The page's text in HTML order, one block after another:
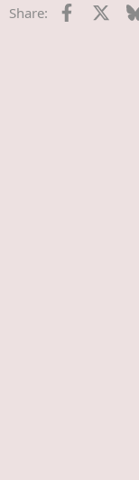
s
Share: Facebook